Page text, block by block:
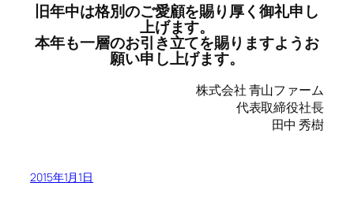
旧年中は格別のご愛顧を賜り厚く御礼申し
上げます。
本年も一層のお引き立てを賜りますようお
願い申し上げます。
株式会社 青山ファーム
代表取締役社長
田中 秀樹
2015年1月1日